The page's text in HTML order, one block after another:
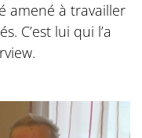
amené à travailler
C’est lui qui l’a